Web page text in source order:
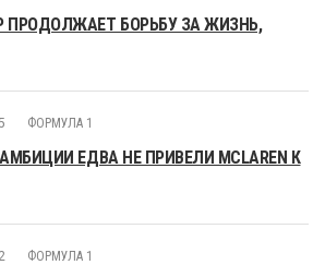
ПРОДОЛЖАЕТ БОРЬБУ ЗА ЖИЗНЬ,
ФОРМУЛА 1
ЕДВА НЕ ПРИВЕЛИ MCLAREN К
ФОРМУЛА 1